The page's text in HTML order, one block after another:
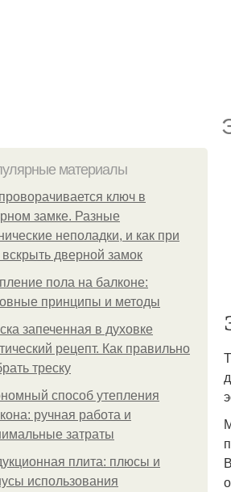
материалы
ключ в
замке. Разные
неполадки, и как при
вскрыть дверной замок
пола на балконе:
принципы и методы
запеченная в духовке
рецепт. Как правильно
треску
способ утепления
ручная работа и
затраты
плита: плюсы и
использования